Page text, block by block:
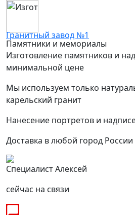
Гранитный завод №1
Памятники и мемориалы
Изготовление памятников и
минимальной цене
Мы используем только
карельский гранит
Нанесение портретов и
Доставка в любой город России
Специалист Алексей
сейчас на связи